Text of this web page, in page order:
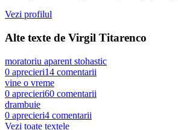
Vezi profilul
Alte texte de Virgil Titarenco
moratoriu aparent stohastic
0 aprecieri14 comentarii
vine o vreme
0 aprecieri60 comentarii
drambuie
0 aprecieri4 comentarii
Vezi toate textele